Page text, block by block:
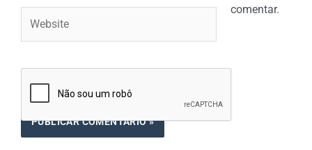
comentar.